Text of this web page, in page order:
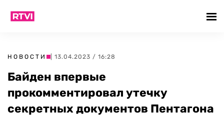
НОВОСТИ | 13.04.2023 / 16:28
Байден впервые
прокомментировал утечку
секретных документов Пентагона